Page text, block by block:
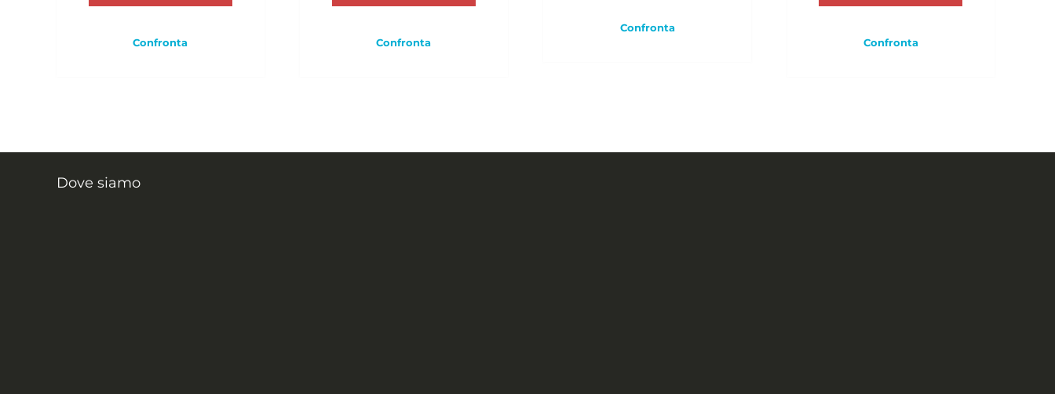
Confronta Confronta
Confronta
Confronta
Dove siamo